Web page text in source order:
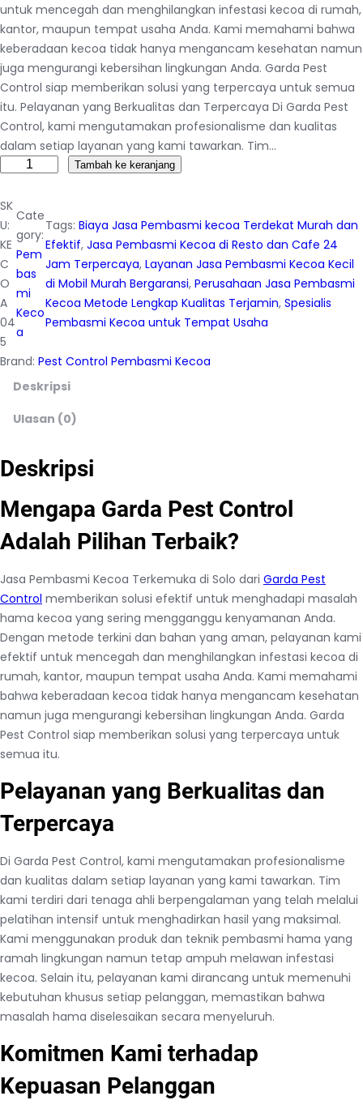
untuk mencegah dan menghilangkan infestasi kecoa di rumah,
kantor, maupun tempat usaha Anda. Kami memahami bahwa
keberadaan kecoa tidak hanya mengancam kesehatan namun
juga mengurangi kebersihan lingkungan Anda. Garda Pest
Control siap memberikan solusi yang terpercaya untuk semua
itu. Pelayanan yang Berkualitas dan Terpercaya Di Garda Pest
Control, kami mengutamakan profesionalisme dan kualitas
dalam setiap layanan yang kami tawarkan. Tim…
a
n
t
i
t
a
s
J
a
m
b
s
m
i
K
e
c
o
a
T
e
r
k
e
u
i
S
o
l
o
B
e
r
k
a
l
i
Tambah ke keranjang
SK
U:
KE
C
O
A
04
5
Cate
gory:
Pem
bas
mi
Keco
a
Tags: Biaya Jasa Pembasmi kecoa Terdekat Murah dan
Efektif, Jasa Pembasmi Kecoa di Resto dan Cafe 24
Jam Terpercaya, Layanan Jasa Pembasmi Kecoa Kecil
di Mobil Murah Bergaransi, Perusahaan Jasa Pembasmi
Kecoa Metode Lengkap Kualitas Terjamin, Spesialis
Pembasmi Kecoa untuk Tempat Usaha
Brand: Pest Control Pembasmi Kecoa
Deskripsi
Ulasan (0)
Deskripsi
Mengapa Garda Pest Control
Adalah Pilihan Terbaik?
Jasa Pembasmi Kecoa Terkemuka di Solo dari Garda Pest
Control memberikan solusi efektif untuk menghadapi masalah
hama kecoa yang sering mengganggu kenyamanan Anda.
Dengan metode terkini dan bahan yang aman, pelayanan kami
efektif untuk mencegah dan menghilangkan infestasi kecoa di
rumah, kantor, maupun tempat usaha Anda. Kami memahami
bahwa keberadaan kecoa tidak hanya mengancam kesehatan
namun juga mengurangi kebersihan lingkungan Anda. Garda
Pest Control siap memberikan solusi yang terpercaya untuk
semua itu.
Pelayanan yang Berkualitas dan
Terpercaya
Di Garda Pest Control, kami mengutamakan profesionalisme
dan kualitas dalam setiap layanan yang kami tawarkan. Tim
kami terdiri dari tenaga ahli berpengalaman yang telah melalui
pelatihan intensif untuk menghadirkan hasil yang maksimal.
Kami menggunakan produk dan teknik pembasmi hama yang
ramah lingkungan namun tetap ampuh melawan infestasi
kecoa. Selain itu, pelayanan kami dirancang untuk memenuhi
kebutuhan khusus setiap pelanggan, memastikan bahwa
masalah hama diselesaikan secara menyeluruh.
Komitmen Kami terhadap
Kepuasan Pelanggan